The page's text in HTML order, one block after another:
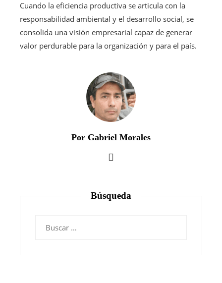
Cuando la eficiencia productiva se articula con la
responsabilidad ambiental y el desarrollo social, se
consolida una visión empresarial capaz de generar
valor perdurable para la organización y para el país.
Por Gabriel Morales
Búsqueda